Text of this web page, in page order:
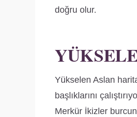
doğru olur.
Yükselen Aslan
başlıklarını
Merkür İkizler